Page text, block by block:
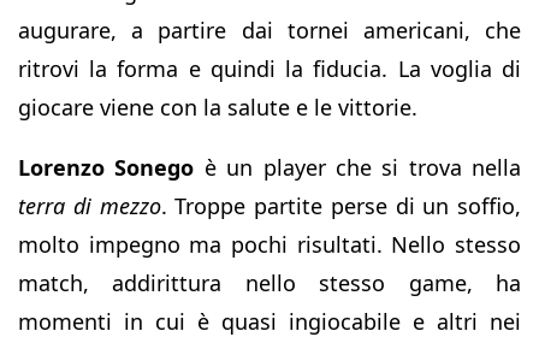
augurare, a partire dai tornei americani, che
ritrovi la forma e quindi la fiducia. La voglia di
giocare viene con la salute e le vittorie.
Lorenzo Sonego è un player che si trova nella
terra di mezzo. Troppe partite perse di un soffio,
molto impegno ma pochi risultati. Nello stesso
match, addirittura nello stesso game, ha
momenti in cui è quasi ingiocabile e altri nei